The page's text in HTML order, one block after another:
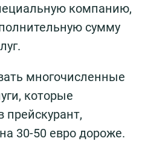
компанию,
сумму
многочисленные
которые
прейскурант,
30-50 евро дороже.